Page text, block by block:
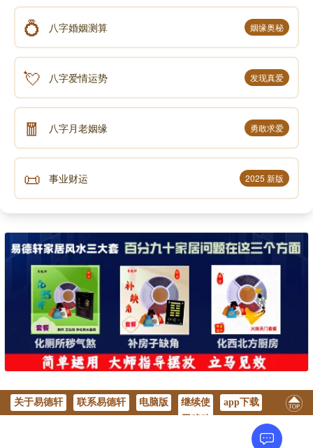
声明：部分内容来于网络，如有侵权，请联系我们删除！以上内容，并
💍 八字婚姻测算 姻缘奥秘
💘 八字爱情运势 发现真爱
🧧 八字月老姻缘 勇敢求爱
📜 事业财运 2025 新版
关于易德轩 联系易德轩 电脑版
继续使
app下载